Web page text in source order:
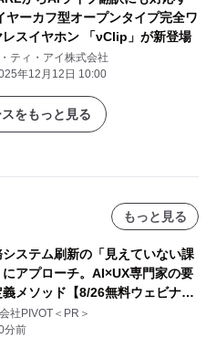
ヤーカフ型オープンタイプ完全ワ
レスイヤホン 「νClip」が新登場
ティ・アイ株式会社
年12月12日 10:00
をもっと見る
もっと見る
システム刷新の「見えていない課
にアプローチ。AI×UX専門家の要
義メソッド【8/26無料ウェビナ
式会社PIVOT
社PIVOT＜PR＞
分前